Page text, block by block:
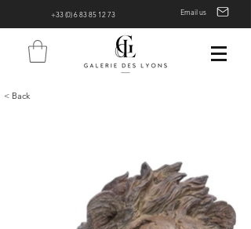
+33 (0) 6 83 85 12 73 Email us
< Back